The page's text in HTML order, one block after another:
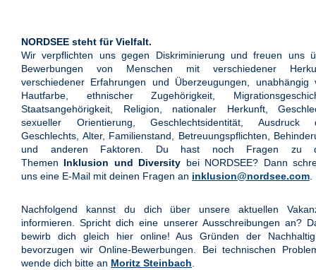
NORDSEE steht für Vielfalt.
Wir verpflichten uns gegen Diskriminierung und freuen uns
Bewerbungen von Menschen mit verschiedener
verschiedener Erfahrungen und Überzeugungen, unabhängig
Hautfarbe, ethnischer Zugehörigkeit,
Staatsangehörigkeit, Religion, nationaler Herkunft,
sexueller Orientierung, Geschlechtsidentität, Ausdruck
Geschlechts, Alter, Familienstand, Betreuungspflichten,
und anderen Faktoren. Du hast noch Fragen zu
Themen Inklusion und Diversity bei NORDSEE? Dann
uns eine E-Mail mit deinen Fragen an inklusion@nordsee.com
Nachfolgend kannst du dich über unsere aktuellen
informieren. Spricht dich eine unserer Ausschreibungen an?
bewirb dich gleich hier online! Aus Gründen der
bevorzugen wir Online-Bewerbungen. Bei technischen
wende dich bitte an Moritz Steinbach